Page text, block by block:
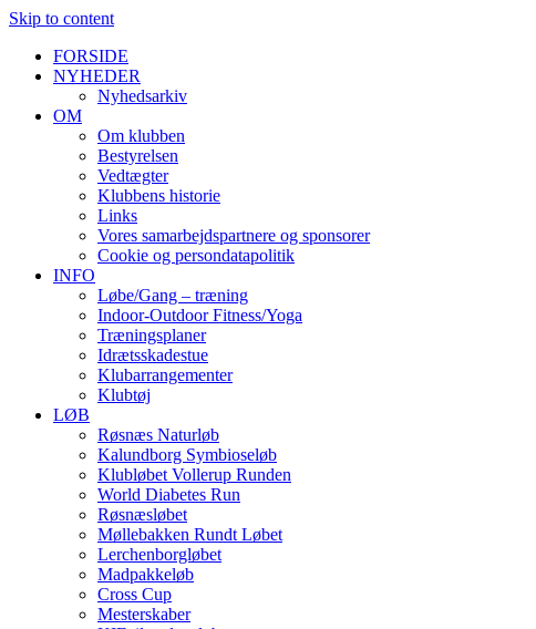
Skip to content
FORSIDE
NYHEDER
Nyhedsarkiv
OM
Om klubben
Bestyrelsen
Vedtægter
Klubbens historie
Links
Vores samarbejdspartnere og sponsorer
Cookie og persondatapolitik
INFO
Løbe/Gang – træning
Indoor-Outdoor Fitness/Yoga
Træningsplaner
Idrætsskadestue
Klubarrangementer
Klubtøj
LØB
Røsnæs Naturløb
Kalundborg Symbioseløb
Klubløbet Vollerup Runden
World Diabetes Run
Røsnæsløbet
Møllebakken Rundt Løbet
Lerchenborgløbet
Madpakkeløb
Cross Cup
Mesterskaber